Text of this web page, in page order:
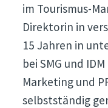
im Tourismus-
Direktorin in
15 Jahren in
bei SMG und
Marketing und
selbstständig